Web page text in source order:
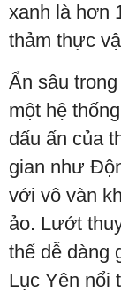
xanh là hơn
thảm thực
Ẩn sâu
một hệ
dấu ấn của
gian như
với vô vàn
ảo. Lướt
thể dễ dàng
Lục Yên nổi